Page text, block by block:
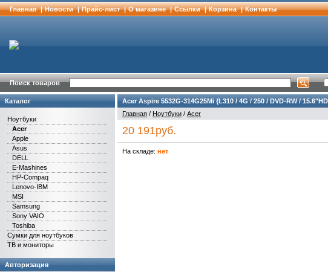
Главная | Новости | Прайс-лист | О магазине | Cсылки | Корзина | Контакты
Поиск товаров
Каталог
Ноутбуки
Acer
Apple
Asus
DELL
E-Mashines
HP-Compaq
Lenovo-IBM
MSI
Samsung
Sony VAIO
Toshiba
Сумки для ноутбуков
ТВ и мониторы
Авторизация
Acer Aspire 5532G-314G25Mi {L310 / 4G / 250 / DVD-RW /
Главная / Ноутбуки / Acer
20 191руб.
На складе: нет